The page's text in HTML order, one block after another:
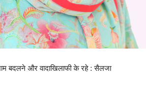
बदलने और वादाखिलाफी के रहे : सैलजा